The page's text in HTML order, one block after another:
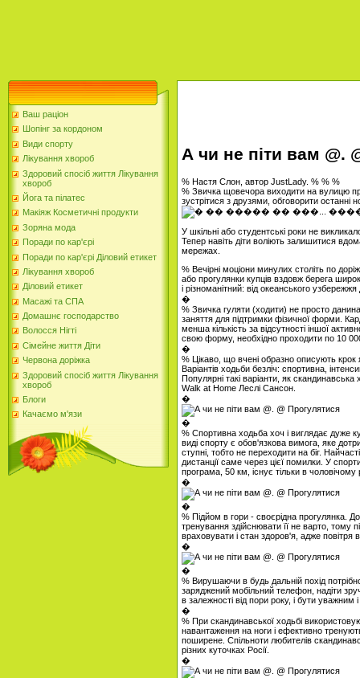
Ваш раціон
Шопінг за кордоном
Види спорту
Лікування хвороб
Здоровий спосіб життя Лікування
хвороб
Йога та пілатес
Макіяж Косметичні продукти
Зоряна мода
Поради по кар'єрі
Поради по кар'єрі Діловий етикет
Лікування хвороб
Діловий етикет
Масажі та СПА
Домашнє господарство
Волосся Нігті
Сімейне життя Діти
Червона доріжка
Здоровий спосіб життя Лікування
хвороб
Блоги
Качаємо м'язи
А чи не піти вам @.
% Настя Слон, автор JustLady. % % %
% Звичка щовечора виходити на вулицю
зустрітися з друзями, обговорити останні
У шкільні або студентські роки не
Тепер навіть діти воліють залишитися
мережах.
% Вечірні моціони минулих століть по
або прогулянки купців вздовж берега
і різноманітний: від океанського
�
% Звичка гуляти (ходити) не просто
заняття для підтримки фізичної форми.
менша кількість за відсутності іншої
свою форму, необхідно проходити по 10
�
% Цікаво, що вчені образно описують крок
Варіантів ходьби безліч: спортивна,
Популярні такі варіанти, як
Walk at Home Леслі Сансон.
�
�
% Спортивна ходьба хоч і виглядає дуже
виді спорту є обов'язкова вимога, яке
ступні, тобто не переходити на біг.
дистанції саме через цієї помилки. У
програма, 50 км, існує тільки в чоловічому
�
�
% Підйом в гори - своєрідна прогулянка.
тренування здійснювати її не варто, тому
враховувати і стан здоров'я, адже повітря
�
�
% Вирушаючи в будь дальній похід
заряджений мобільний телефон, надіти
в залежності від пори року, і бути уважним
�
% При скандинавської ходьбі
навантаження на ноги і ефективно
поширене. Спільноти любителів
різних куточках Росії.
�